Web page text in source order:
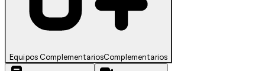
Equipos ComplementariosComplementarios